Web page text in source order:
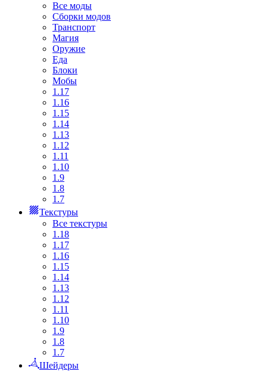
Все моды
Сборки модов
Транспорт
Магия
Оружие
Еда
Блоки
Мобы
1.17
1.16
1.15
1.14
1.13
1.12
1.11
1.10
1.9
1.8
1.7
Текстуры
Все текстуры
1.18
1.17
1.16
1.15
1.14
1.13
1.12
1.11
1.10
1.9
1.8
1.7
Шейдеры